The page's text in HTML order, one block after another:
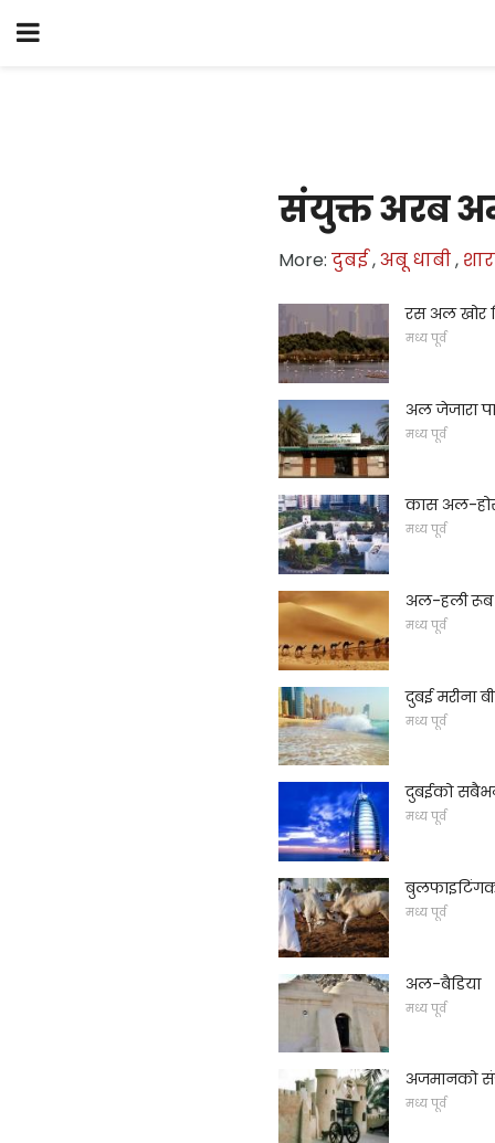
संयुक्त अरब
More: दुबई,अबू धाबी,
रस अल खोर
मध्य पूर्व
अल जेजारा
मध्य पूर्व
कास अल-
मध्य पूर्व
अल-हली रूब
मध्य पूर्व
दुबई मरीना
मध्य पूर्व
दुबईको
मध्य पूर्व
मध्य पूर्व
अल-बैडिया
मध्य पूर्व
अजमानको
मध्य पूर्व